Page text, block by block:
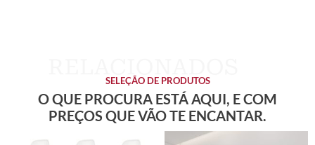
SELEÇÃO DE PRODUTOS
O QUE PROCURA ESTÁ AQUI, E COM
PREÇOS QUE VÃO TE ENCANTAR.